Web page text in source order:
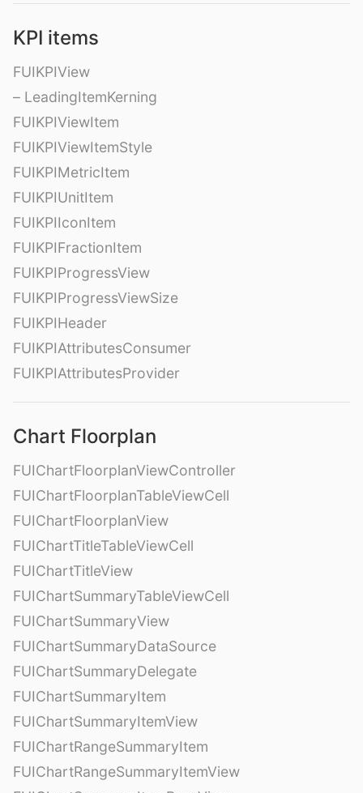
KPI items
FUIKPIView
– LeadingItemKerning
FUIKPIViewItem
FUIKPIViewItemStyle
FUIKPIMetricItem
FUIKPIUnitItem
FUIKPIIconItem
FUIKPIFractionItem
FUIKPIProgressView
FUIKPIProgressViewSize
FUIKPIHeader
FUIKPIAttributesConsumer
FUIKPIAttributesProvider
Chart Floorplan
FUIChartFloorplanViewController
FUIChartFloorplanTableViewCell
FUIChartFloorplanView
FUIChartTitleTableViewCell
FUIChartTitleView
FUIChartSummaryTableViewCell
FUIChartSummaryView
FUIChartSummaryDataSource
FUIChartSummaryDelegate
FUIChartSummaryItem
FUIChartSummaryItemView
FUIChartRangeSummaryItem
FUIChartRangeSummaryItemView